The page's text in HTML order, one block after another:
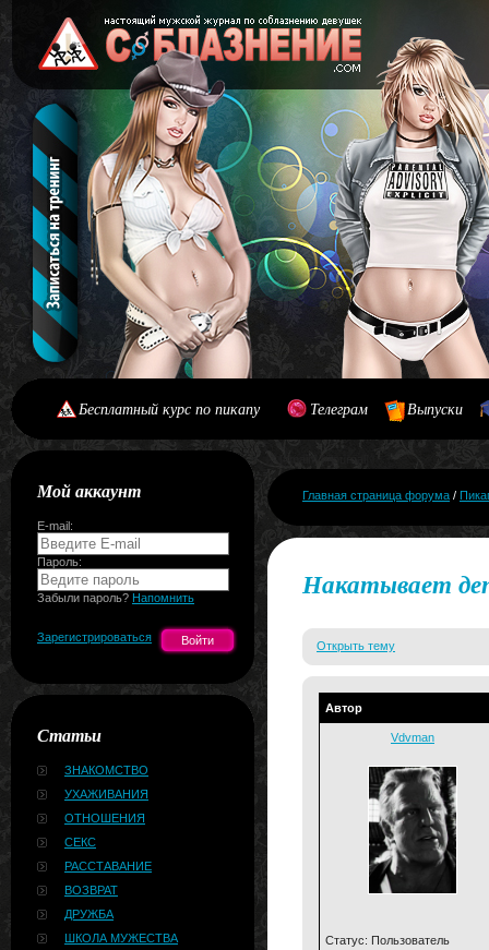
Бесплатный курс по пикапу Телеграм Выпуски
Мой аккаунт
E-mail:
Пароль:
Забыли пароль? Напомнить
Зарегистрироваться
Статьи
ЗНАКОМСТВО
УХАЖИВАНИЯ
ОТНОШЕНИЯ
СЕКС
РАССТАВАНИЕ
ВОЗВРАТ
ДРУЖБА
ШКОЛА МУЖЕСТВА
Главная страница форума /
Накатывает
Открыть тему
Автор
Vdvman
Статус: Пользователь